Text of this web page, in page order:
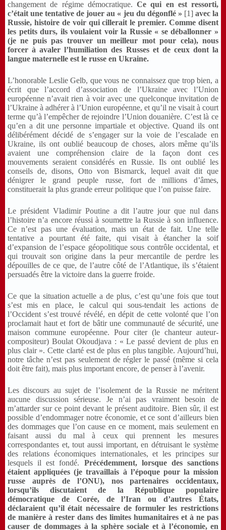
changement de régime démocratique. Ce qui en est ressorti,
c’était une tentative de jouer au « jeu du dégonflé » [1]avec la
Russie, histoire de voir qui cillerait le premier. Comme disent
les petits durs, ils voulaient voir la Russie « se déballonner »
(je ne puis pas trouver un meilleur mot pour cela), nous
forcer à avaler l’humiliation des Russes et de ceux dont la
langue maternelle est le russe en Ukraine.
L’honorable Leslie Gelb, que vous ne connaissez que trop bien, a
écrit que l’accord d’association de l’Ukraine avec l’Union
européenne n’avait rien à voir avec une quelconque invitation de
l’Ukraine à adhérer à l’Union européenne, et qu’il ne visait à court
terme qu’à l’empêcher de rejoindre l’Union douanière. C’est là ce
qu’en a dit une personne impartiale et objective. Quand ils ont
délibérément décidé de s’engager sur la voie de l’escalade en
Ukraine, ils ont oublié beaucoup de choses, alors même qu’ils
avaient une compréhension claire de la façon dont ces
mouvements seraient considérés en Russie. Ils ont oublié les
conseils de, disons, Otto von Bismarck, lequel avait dit que
dénigrer le grand peuple russe, fort de millions d’âmes,
constituerait la plus grande erreur politique que l’on puisse faire.
Le président Vladimir Poutine a dit l’autre jour que nul dans
l’histoire n’a encore réussi à soumettre la Russie à son influence.
Ce n’est pas une évaluation, mais un état de fait. Une telle
tentative a pourtant été faite, qui visait à étancher la soif
d’expansion de l’espace géopolitique sous contrôle occidental, et
qui trouvait son origine dans la peur mercantile de perdre les
dépouilles de ce que, de l’autre côté de l’Atlantique, ils s’étaient
persuadés être la victoire dans la guerre froide.
Ce que la situation actuelle a de plus, c’est qu’une fois que tout
s’est mis en place, le calcul qui sous-tendait les actions de
l’Occident s’est trouvé révélé, en dépit de cette volonté que l’on
proclamait haut et fort de bâtir une communauté de sécurité, une
maison commune européenne. Pour citer (le chanteur auteur-
compositeur) Boulat Okoudjava : « Le passé devient de plus en
plus clair ». Cette clarté est de plus en plus tangible. Aujourd’hui,
notre tâche n’est pas seulement de régler le passé (même si cela
doit être fait), mais plus important encore, de penser à l’avenir.
Les discours au sujet de l’isolement de la Russie ne méritent
aucune discussion sérieuse. Je n’ai pas vraiment besoin de
m’attarder sur ce point devant le présent auditoire. Bien sûr, il est
possible d’endommager notre économie, et ce sont d’ailleurs bien
des dommages que l’on cause en ce moment, mais seulement en
faisant aussi du mal à ceux qui prennent les mesures
correspondantes et, tout aussi important, en détruisant le système
des relations économiques internationales, et les principes sur
lesquels il est fondé. Précédemment, lorsque des sanctions
étaient appliquées (je travaillais à l’époque pour la mission
russe auprès de l’ONU), nos partenaires occidentaux,
lorsqu’ils discutaient de la République populaire
démocratique de Corée, de l’Iran ou d’autres États,
déclaraient qu’il était nécessaire de formuler les restrictions
de manière à rester dans des limites humanitaires et à ne pas
causer de dommages à la sphère sociale et à l’économie, en